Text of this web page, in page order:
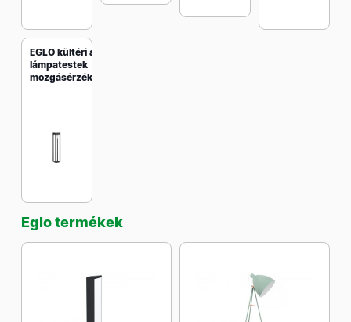
EGLO kültéri álló
lámpatestek
mozgásérzékelővel
Eglo termékek